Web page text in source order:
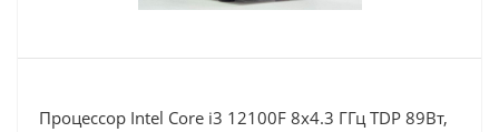
Процессор Intel Core i3 12100F 8x4.3 ГГц TDP 89Вт,